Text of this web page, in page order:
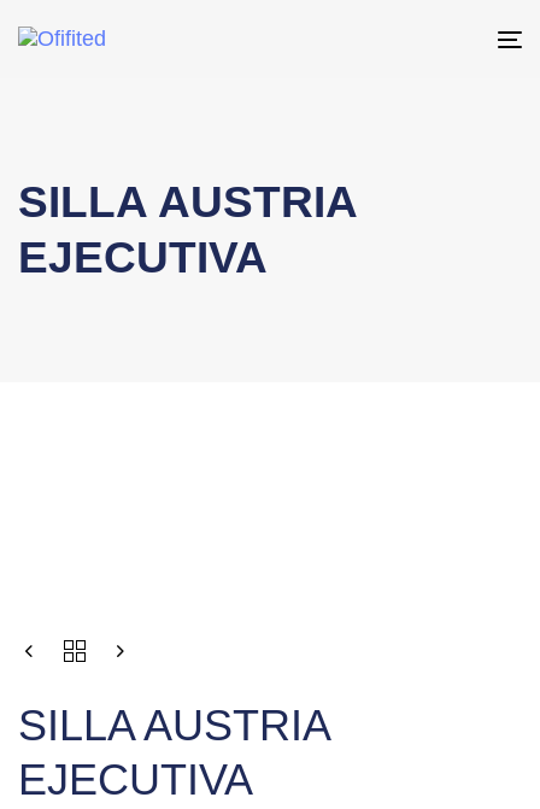
SILLA AUSTRIA
EJECUTIVA
SILLA AUSTRIA
EJECUTIVA